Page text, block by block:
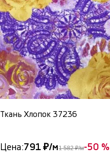
Ткань Хлопок 37236
Цена:791 ₽/м1 582 ₽/м-50 %